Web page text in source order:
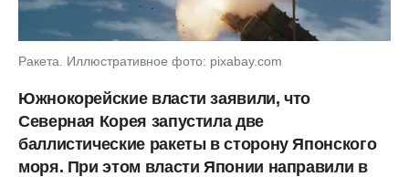
Ракета. Иллюстративное фото: pixabay.com
Южнокорейские власти заявили, что
Северная Корея запустила две
баллистические ракеты в сторону Японского
моря. При этом власти Японии направили в